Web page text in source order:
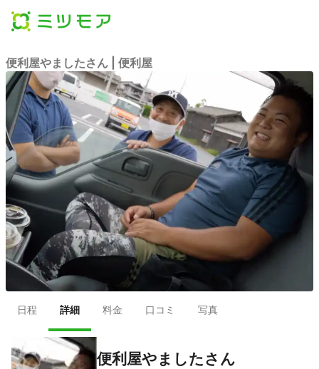
便利屋やましたさん | 便利屋
日程 詳細 料金 口コミ 写真
便利屋やましたさん